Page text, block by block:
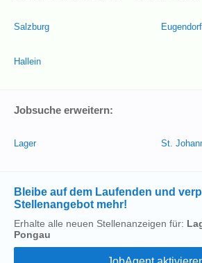
Salzburg
Hallein
Eugendorf
Jobsuche erweitern:
Lager St.
Bleibe auf dem Laufenden und
Stellenangebot mehr!
Erhalte alle neuen Stellenanzeigen für:
Pongau